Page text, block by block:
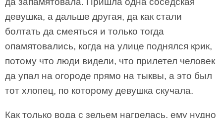
девушка, а дальше другая, да как стали
болтать да смеяться и только тогда
опамятовались, когда на улице поднялся крик,
потому что люди видели, что прилетел человек
да упал на огороде прямо на тыквы, а это был
тот хлопец, по которому девушка скучала.
Как только вода с зельем нагрелась, ему нудно